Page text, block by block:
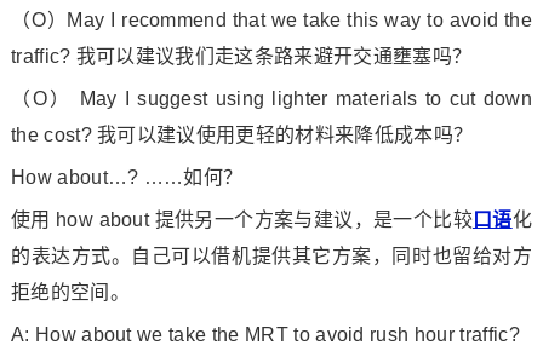
（O）May I recommend that we take this way to avoid the
traffic? 我可以建议我们走这条路来避开交通壅塞吗？
（O） May I suggest using lighter materials to cut down
the cost? 我可以建议使用更轻的材料来降低成本吗？
How a bout…? ……如何？
使用 how about 提供另一个方案与建议，是一个比较口语化
的表达方式。自己可以借机提供其它方案，同时也留给对方
拒绝的空间。
A: How a bout we take the MRT to avoid rush hour traffic?